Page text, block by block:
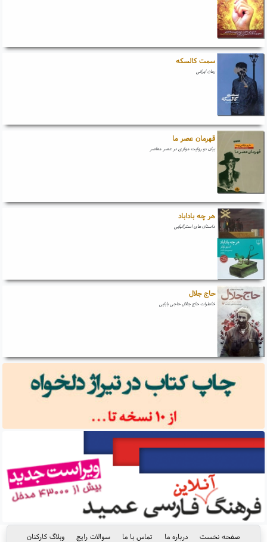
سمت کالسکه
رمان ایرانی
قهرمان عصر ما
بیان دو روایت موازی در عصر معاصر
هر چه باداباد
داستان های استرالیایی
حاج جلال
خاطرات حاج جلال حاجی بابایی
صفحه نخست درباره ما تماس با ما سوالات رایج وبلاگ کارکنان